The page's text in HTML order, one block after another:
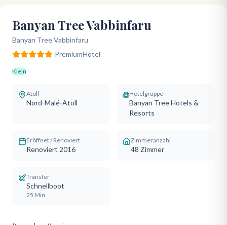
Banyan Tree Vabbinfaru
Banyan Tree Vabbinfaru
PremiumHotel
Klein
Atoll
Nord-Malé-Atoll
Hotelgruppe
Banyan Tree Hotels &
Resorts
Eröffnet / Renoviert
Renoviert 2016
Zimmeranzahl
48 Zimmer
Transfer
Schnellboot
25 Min.